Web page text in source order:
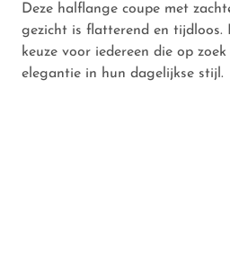
Deze halflange coupe met
gezicht is flatterend en tijdloos.
keuze voor iedereen die op
elegantie in hun dagelijkse stijl.